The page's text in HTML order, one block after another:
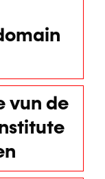
vun de